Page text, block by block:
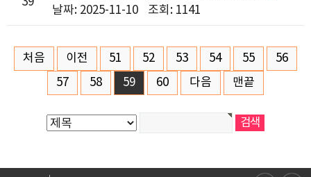
날짜: 2025-11-10
조회: 1141
처음 이전 51 52 53 54 55
56
57
58 59 60 다음 맨끝